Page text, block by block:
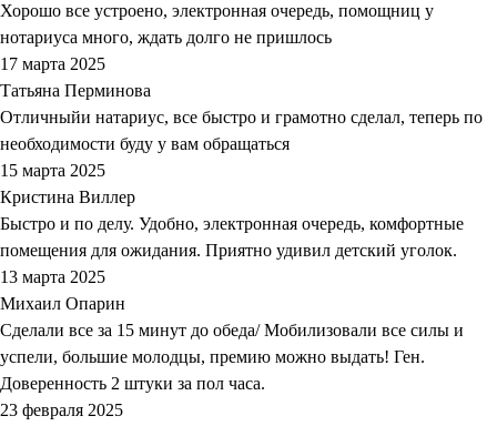
Хорошо все устроено, электронная очередь, помощниц у
нотариуса много, ждать долго не пришлось
17 марта 2025
Татьяна Перминова
Отличныйи натариус, все быстро и грамотно сделал, теперь по
необходимости буду у вам обращаться
15 марта 2025
Кристина Виллер
Быстро и по делу. Удобно, электронная очередь, комфортные
помещения для ожидания. Приятно удивил детский уголок.
13 марта 2025
Михаил Опарин
Сделали все за 15 минут до обеда/ Мобилизовали все силы и
успели, большие молодцы, премию можно выдать! Ген.
Доверенность 2 штуки за пол часа.
23 февраля 2025